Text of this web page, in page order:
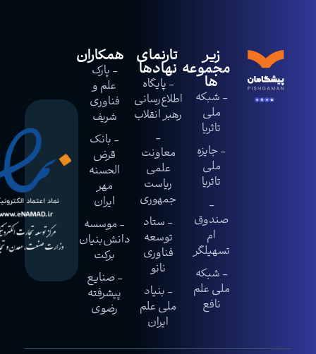
مجموعه
- شبکه
- جایزه
صندوق
تسهیلگر
- شبکه
ملی علم
تارنمای
نهادها
- پایگاه
اطلاع‌رسانی
رهبر انقلاب
معاونت
علمی
ریاست
جمهوری
- ستاد
توسعه
فناوری
- بنیاد
ملی علم
همکاران
- پارک
علم و
فناوری
شریف
- بانک
قرض
الحسنه
- موسسه
دانش‌بنیان
- صنایع
پیشرفته
رضوی